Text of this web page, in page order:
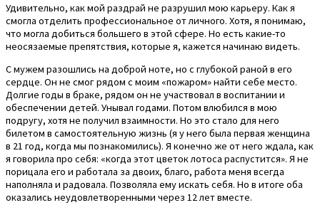
Удивительно, как мой раздрай не разрушил мою карьеру. Как я
смогла отделить профессиональное от личного. Хотя, я понимаю,
что могла добиться большего в этой сфере. Но есть какие-то
неосязаемые препятствия, которые я, кажется начинаю видеть.
С мужем разошлись на доброй ноте, но с глубокой раной в его
сердце. Он не смог рядом с моим «пожаром» найти себе место.
Долгие годы в браке, рядом он не участвовал в воспитании и
обеспечении детей. Унывал годами. Потом влюбился в мою
подругу, хотя не получил взаимности. Но это стало для него
билетом в самостоятельную жизнь (я у него была первая женщина
в 21 год, когда мы познакомились). Я конечно же от него ждала, как
я говорила про себя: «когда этот цветок лотоса распустится». Я не
порицала его и работала за двоих, благо, работа меня всегда
наполняла и радовала. Позволяла ему искать себя. Но в итоге оба
оказались неудовлетворенными через 12 лет вместе.